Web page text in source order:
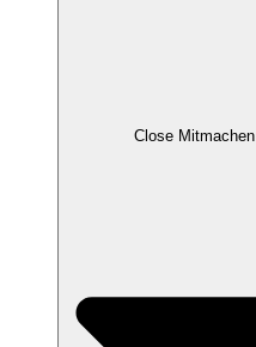
Close Mitmachen